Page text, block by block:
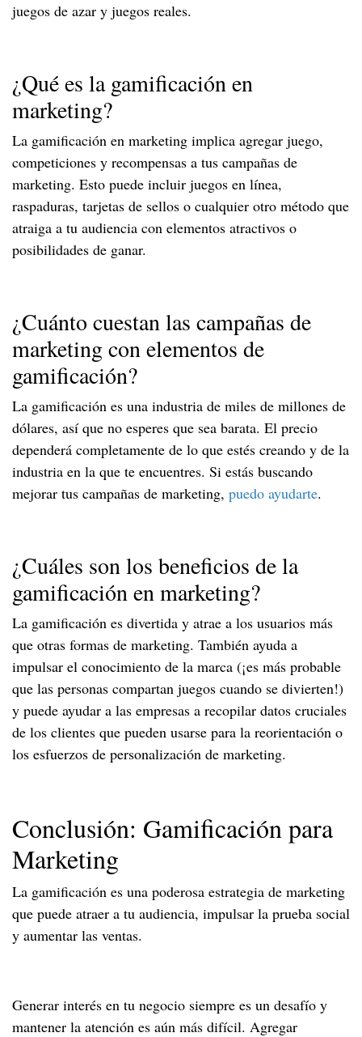
juegos de azar y juegos reales.
¿Qué es la gamificación en
marketing?
La gamificación en marketing implica agregar juego,
competiciones y recompensas a tus campañas de
marketing. Esto puede incluir juegos en línea,
raspaduras, tarjetas de sellos o cualquier otro método que
atraiga a tu audiencia con elementos atractivos o
posibilidades de ganar.
¿Cuánto cuestan las campañas de
marketing con elementos de
gamificación?
La gamificación es una industria de miles de millones de
dólares, así que no esperes que sea barata. El precio
dependerá completamente de lo que estés creando y de la
industria en la que te encuentres. Si estás buscando
mejorar tus campañas de marketing, puedo ayudarte.
¿Cuáles son los beneficios de la
gamificación en marketing?
La gamificación es divertida y atrae a los usuarios más
que otras formas de marketing. También ayuda a
impulsar el conocimiento de la marca (¡es más probable
que las personas compartan juegos cuando se divierten!)
y puede ayudar a las empresas a recopilar datos cruciales
de los clientes que pueden usarse para la reorientación o
los esfuerzos de personalización de marketing.
Conclusión: Gamificación para
Marketing
La gamificación es una poderosa estrategia de marketing
que puede atraer a tu audiencia, impulsar la prueba social
y aumentar las ventas.
Generar interés en tu negocio siempre es un desafío y
mantener la atención es aún más difícil. Agregar